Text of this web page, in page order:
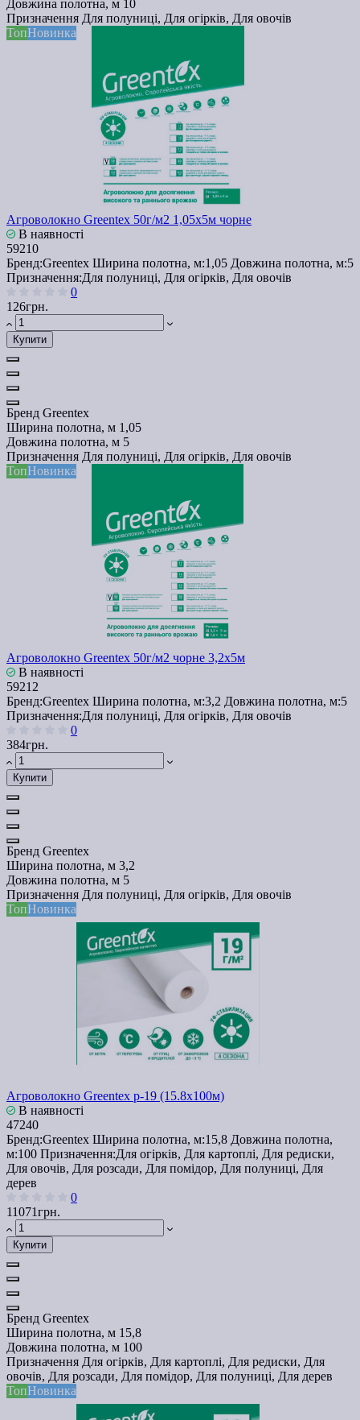
Довжина полотна, м 10
Призначення Для полуниці, Для огірків, Для овочів
ТопНовинка
Агроволокно Greentex 50г/м2 1,05x5м чорне
В наявності
59210
Бренд:Greentex Ширина полотна, м:1,05 Довжина полотна, м:5
Призначення:Для полуниці, Для огірків, Для овочів
0
126грн.
Купити
Бренд Greentex
Ширина полотна, м 1,05
Довжина полотна, м 5
Призначення Для полуниці, Для огірків, Для овочів
ТопНовинка
Агроволокно Greentex 50г/м2 чорне 3,2x5м
В наявності
59212
Бренд:Greentex Ширина полотна, м:3,2 Довжина полотна, м:5
Призначення:Для полуниці, Для огірків, Для овочів
0
384грн.
Купити
Бренд Greentex
Ширина полотна, м 3,2
Довжина полотна, м 5
Призначення Для полуниці, Для огірків, Для овочів
ТопНовинка
Агроволокно Greentex p-19 (15.8x100м)
В наявності
47240
Бренд:Greentex Ширина полотна, м:15,8 Довжина полотна,
м:100 Призначення:Для огірків, Для картоплі, Для редиски,
Для овочів, Для розсади, Для помідор, Для полуниці, Для
дерев
0
11071грн.
Купити
Бренд Greentex
Ширина полотна, м 15,8
Довжина полотна, м 100
Призначення Для огірків, Для картоплі, Для редиски, Для
овочів, Для розсади, Для помідор, Для полуниці, Для дерев
ТопНовинка